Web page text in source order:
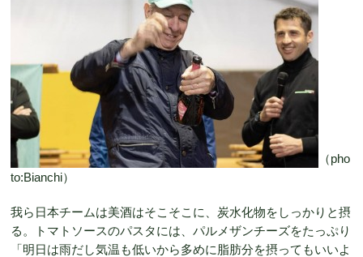
（pho
to:Bianchi）
我ら日本チームは美酒はそこそこに、炭水化物をしっかりと摂
る。トマトソースのパスタには、パルメザンチーズをたっぷり
「明日は雨だし気温も低いから多めに脂肪分を摂ってもいいよ